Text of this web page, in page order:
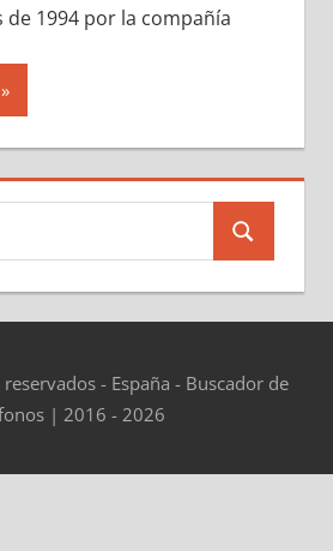
dе 1994 pοr la compañía
Buscar
- España - Buscador de
| 2016 - 2026